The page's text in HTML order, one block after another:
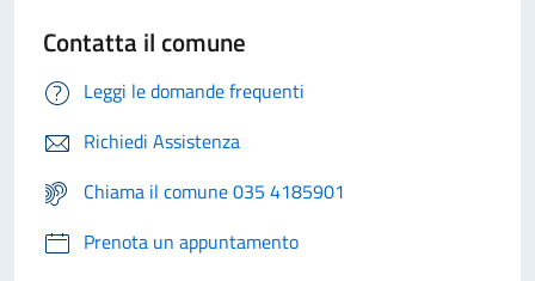
Contatta il comune
Leggi le domande frequenti
Richiedi Assistenza
Chiama il comune 035 4185901
Prenota un appuntamento